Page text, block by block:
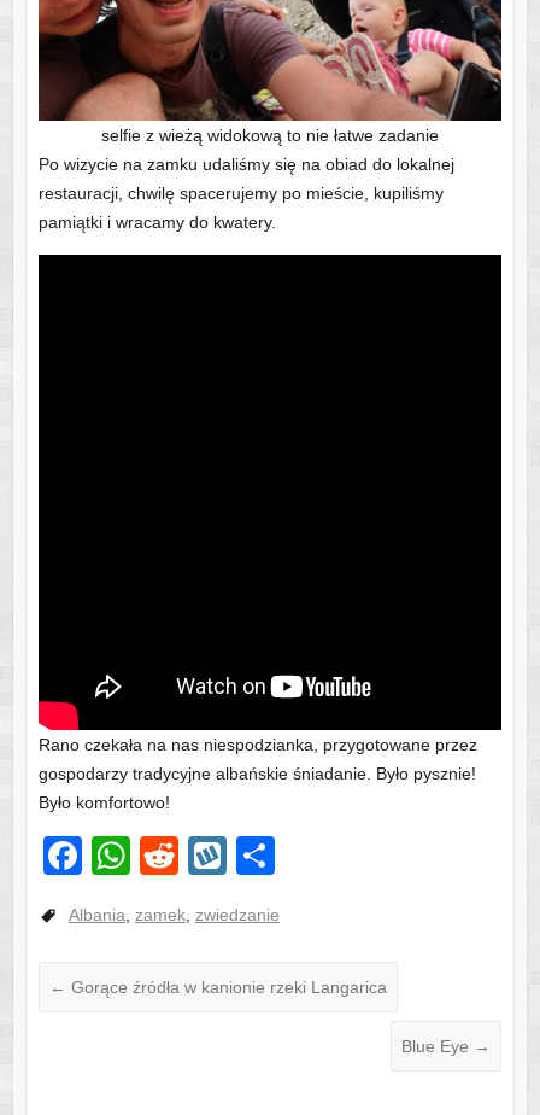
selfie z wieżą widokową to nie łatwe zadanie
Po wizycie na zamku udaliśmy się na obiad do lokalnej
restauracji, chwilę spacerujemy po mieście, kupiliśmy
pamiątki i wracamy do kwatery.
Rano czekała na nas niespodzianka, przygotowane przez
gospodarzy tradycyjne albańskie śniadanie. Było pysznie!
Było komfortowo!
F
c
e
W
at
s
R
d
di
W
o
p
ar
e
Albania zamek, zwiedzanie
← Gorące źródła w kanionie rzeki Langarica
Blue Eye →